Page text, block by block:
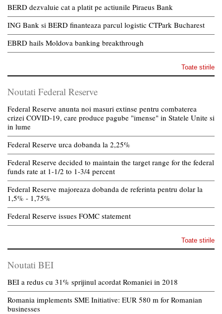
BERD dezvaluie cat a platit pe actiunile Piraeus Bank
ING Bank si BERD finanteaza parcul logistic CTPark Bucharest
EBRD hails Moldova banking breakthrough
Toate stirile
Noutati Federal Reserve
Federal Reserve anunta noi masuri extinse pentru combaterea
crizei COVID-19, care produce pagube "imense" in Statele Unite si
in lume
Federal Reserve urca dobanda la 2,25%
Federal Reserve decided to maintain the target range for the federal
funds rate at 1-1/2 to 1-3/4 percent
Federal Reserve majoreaza dobanda de referinta pentru dolar la
1,5% - 1,75%
Federal Reserve issues FOMC statement
Toate stirile
Noutati BEI
BEI a redus cu 31% sprijinul acordat Romaniei in 2018
Romania implements SME Initiative: EUR 580 m for Romanian
businesses